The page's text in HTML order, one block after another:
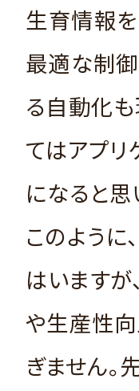
生育情報
最適な制御
る自動化
てはアプリ
になると思
このよう
はいます
や生産性
ぎません